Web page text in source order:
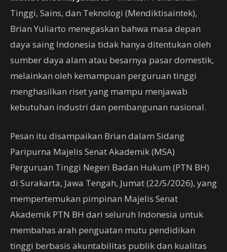
Tinggi, Sains, dan Teknologi (Mendiktisaintek),
Brian Yuliarto menegaskan bahwa masa depan
daya saing Indonesia tidak hanya ditentukan oleh
sumber daya alam atau besarnya pasar domestik,
melainkan oleh kemampuan perguruan tinggi
menghasilkan riset yang mampu menjawab
kebutuhan industri dan pembangunan nasional.
Pesan itu disampaikan Brian dalam Sidang
Paripurna Majelis Senat Akademik (MSA)
Perguruan Tinggi Negeri Badan Hukum (PTN BH)
di Surakarta, Jawa Tengah, Jumat (22/5/2026), yang
mempertemukan pimpinan Majelis Senat
Akademik PTN BH dari seluruh Indonesia untuk
membahas arah penguatan mutu pendidikan
tinggi berbasis akuntabilitas publik dan kualitas